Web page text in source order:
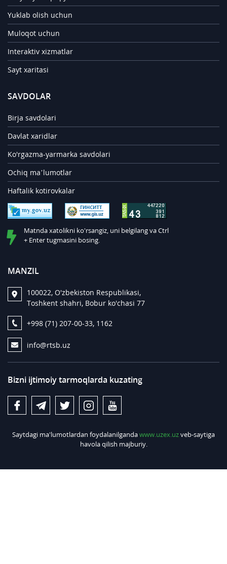
Yuklab olish uchun
Muloqot uchun
Interaktiv xizmatlar
Sayt xaritasi
SAVDOLAR
Birja savdolari
Davlat xaridlar
Ko'rgazma-yarmarka savdolari
Ochiq ma’lumotlar
Haftalik kotirovkalar
Matnda xatolikni ko'rsangiz, uni belgilang va Ctrl
+ Enter tugmasini bosing.
MANZIL
100022, O'zbekiston Respublikasi,
Toshkent shahri, Bobur ko'chasi 77
+998 (71) 207-00-33, 1162
info@rtsb.uz
Bizni ijtimoiy tarmoqlarda kuzating
Saytdagi ma'lumotlardan foydalanilgandawww.uzex.uzveb-saytiga
havola qilish majburiy.